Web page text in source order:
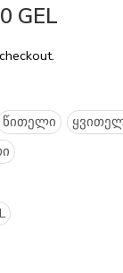
GEL
წითელი